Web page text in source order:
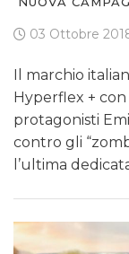
03 Ottobre
Il marchio
Hyperflex +
protagonisti
contro gli
l’ultima